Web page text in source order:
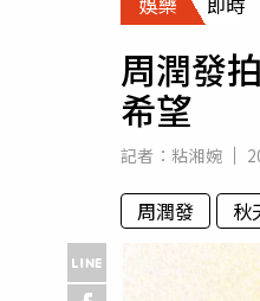
周潤發
希望
記者： 粘湘婉
周潤發 秋